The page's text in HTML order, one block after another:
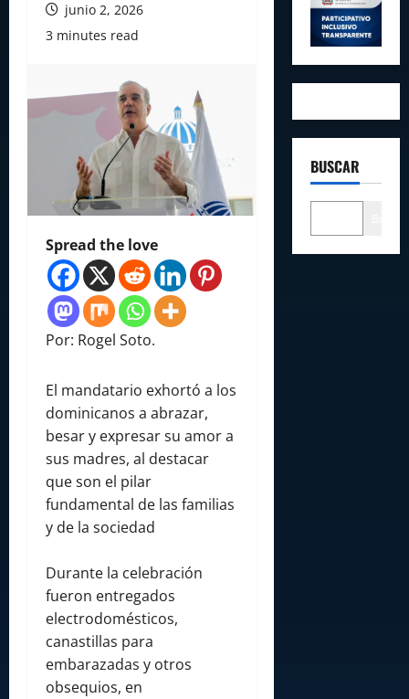
junio 2, 2026
3 minutes read
Spread the love
Por: Rogel Soto.
El mandatario exhortó a los
dominicanos a abrazar,
besar y expresar su amor a
sus madres, al destacar
que son el pilar
fundamental de las familias
y de la sociedad
Durante la celebración
fueron entregados
electrodomésticos,
canastillas para
embarazadas y otros
obsequios, en
BUSCAR